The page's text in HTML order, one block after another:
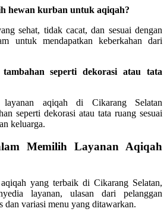
hewan kurban untuk aqiqah?
sehat, tidak cacat, dan sesuai dengan
untuk mendapatkan keberkahan dari
seperti dekorasi atau tata
aqiqah di Cikarang Selatan
seperti dekorasi atau tata ruang sesuai
keluarga.
Memilih Layanan Aqiqah
yang terbaik di Cikarang Selatan,
layanan, ulasan dari pelanggan
dan variasi menu yang ditawarkan.